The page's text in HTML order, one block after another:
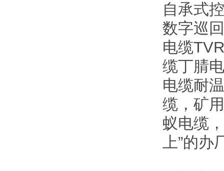
自承式
数字巡
电缆
缆丁腈
电缆耐
缆，矿
蚁电缆
上”的